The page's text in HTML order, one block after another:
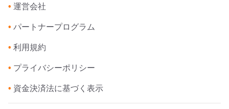
• 運営会社
• パートナープログラム
• 利用規約
• プライバシーポリシー
• 資金決済法に基づく表示